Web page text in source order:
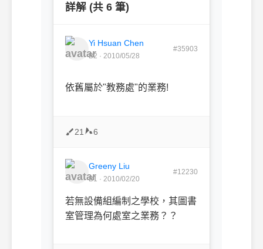
詳解 (共 6 筆)
Yi Hsuan Chen
B2 · 2010/05/28
#35903
依舊屬於"教務處"的業務!
21 6
Greeny Liu
B1 · 2010/02/20
#12230
若無設備組編制之學校，其圖書
室管理為何處室之業務？？